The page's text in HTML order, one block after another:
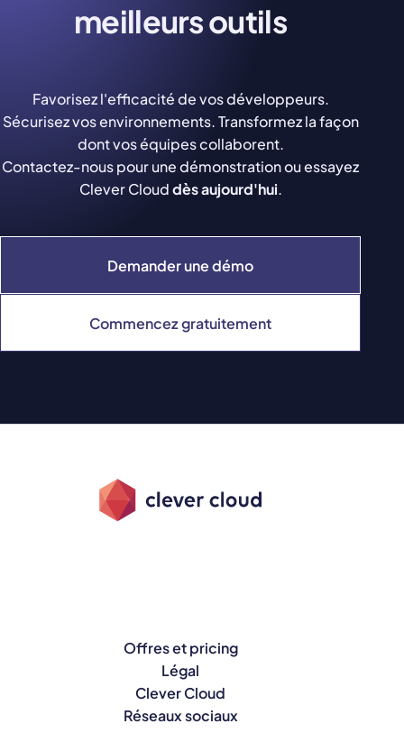
meilleurs outils
Demander une démo
Commencez gratuitement
Favorisez l'efficacité de vos développeurs.
Sécurisez vos environnements. Transformez la façon
dont vos équipes collaborent.
Contactez-nous pour une démonstration ou essayez
Clever Clouddès aujourd'hui.
Offres et pricing
Légal
Clever Cloud
Réseaux sociaux